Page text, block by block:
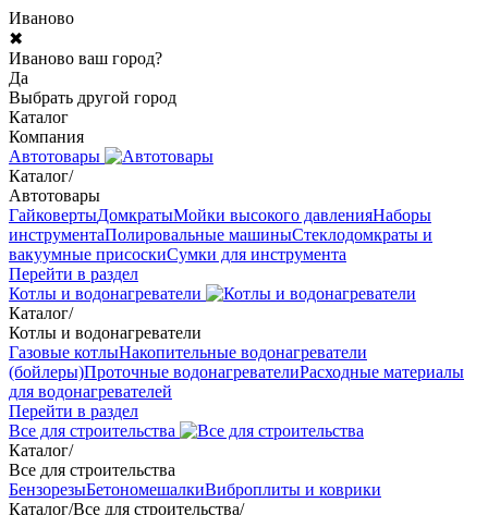
Иваново
✖
Иваново ваш город?
Да
Выбрать другой город
Каталог
Компания
Автотовары
Каталог/
Автотовары
ГайковертыДомкратыМойки высокого давленияНаборы
инструментаПолировальные машиныСтеклодомкраты и
вакуумные присоскиСумки для инструмента
Перейти в раздел
Котлы и водонагреватели
Каталог/
Котлы и водонагреватели
Газовые котлыНакопительные водонагреватели
(бойлеры)Проточные водонагревателиРасходные материалы
для водонагревателей
Перейти в раздел
Все для строительства
Каталог/
Все для строительства
БензорезыБетономешалкиВиброплиты и коврики
Каталог/Все для строительства/